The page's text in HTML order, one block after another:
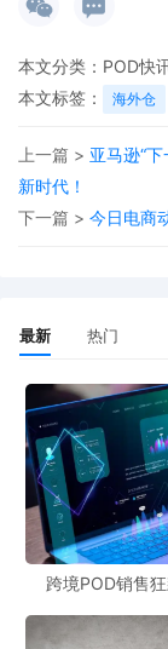
卖，账期一放就是
这种转变既残酷又
入大量资金建设和
延长账期意味着资
的企业，很快就会
而是对企业资金实
这场新的竞争中，
适应不断变化的市
本文分类： POD快
本文标签：
海外仓
上一篇 > 亚马逊“
新时代！
下一篇 > 今日电商
最新 热门
跨境POD销售